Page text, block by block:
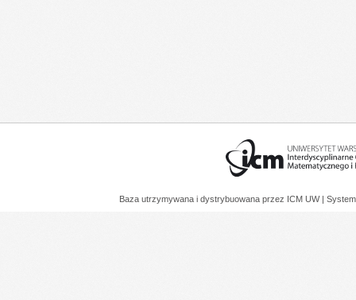
Baza utrzymywana i dystrybuowana przez ICM UW |